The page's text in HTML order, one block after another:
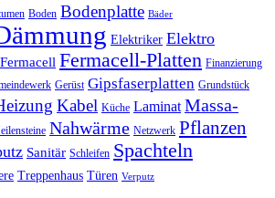
Boden Bodenplatte Bäder
Elektriker Elektro
Fermacell Fermacell-Platten Finanzierung
Gerüst Gipsfaserplatten Grundstück
Kabel Küche Laminat Massa-
Nahwärme Netzwerk Pflanzen
Sanitär Schleifen Spachteln
Treppenhaus Türen Verputz